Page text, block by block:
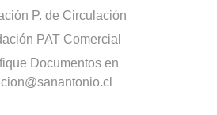
P. de Circulación
PAT Comercial
Documentos en